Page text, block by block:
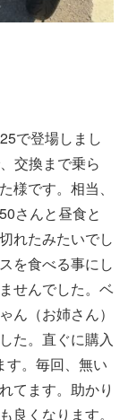
で登場しまし
交換まで乗ら
様です。相当、
さんと昼食と
れたみたいでし
を食べる事にし
せんでした。ベ
ん（お姉さん）
た。直ぐに購入
す。毎回、無い
てます。助かり
良くなります。